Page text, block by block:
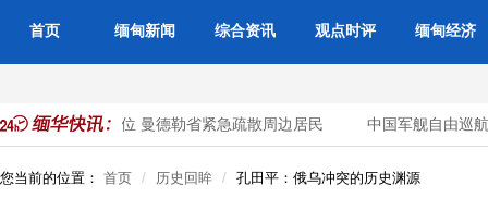
首页 缅甸新闻 综合资讯 观点时评 缅甸经济
水库超警戒水位 曼德勒省紧急疏散周边居民 中国军舰自由巡航
您当前的位置： 首页 历史回眸 孔田平：俄乌冲突的历史渊源